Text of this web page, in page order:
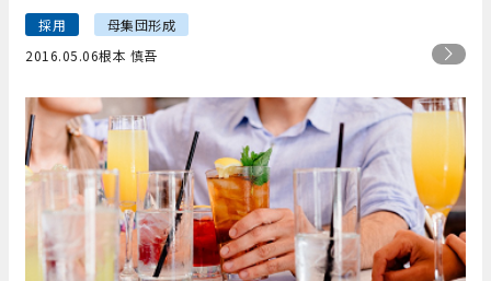
採用
母集団形成
2016.05.06根本 慎吾